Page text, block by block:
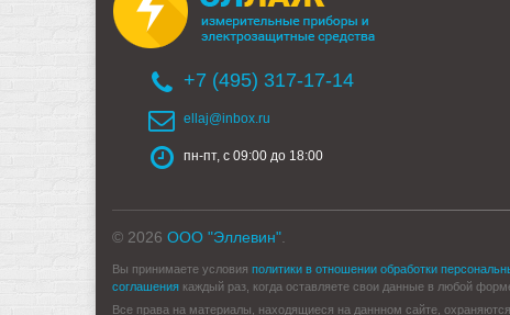
+7 (495) 317-17-14
ellaj@inbox.ru
пн-пт, с 09:00 до 18:00
© 2026 ООО "Эллевин".
Вы принимаете условия политики в отношении обработки
соглашения каждый раз, когда оставляете свои данные в любой
Все права на материалы, находящиеся на даннном сайте,